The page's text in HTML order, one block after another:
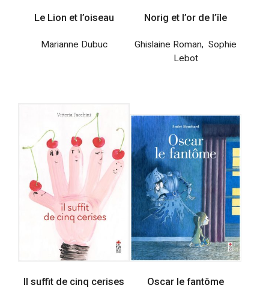
Le Lion et l’oiseau
Marianne Dubuc
Norig et l’or de l’île
Ghislaine Roman, Sophie
Lebot
Il suffit de cinq cerises Oscar le fantôme